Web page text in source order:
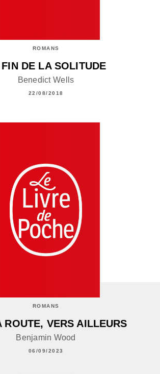
ROMANS
DE LA SOLITUDE
Benedict Wells
22/08/2018
ROMANS
ROUTE, VERS AILLEURS
Benjamin Wood
06/09/2023